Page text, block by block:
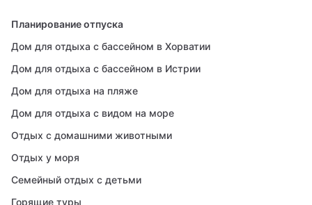
Планирование отпуска
Дом для отдыха с бассейном в Хорватии
Дом для отдыха с бассейном в Истрии
Дом для отдыха на пляже
Дом для отдыха с видом на море
Отдых с домашними животными
Отдых у моря
Семейный отдых с детьми
Горящие туры